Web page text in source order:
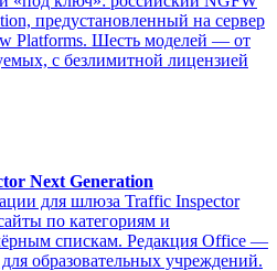
предустановленный на сервер
Platforms. Шесть моделей — от
с безлимитной лицензией
Next Generation
для шлюза Traffic Inspector
по категориям и
спискам. Редакция Office —
образовательных учреждений.